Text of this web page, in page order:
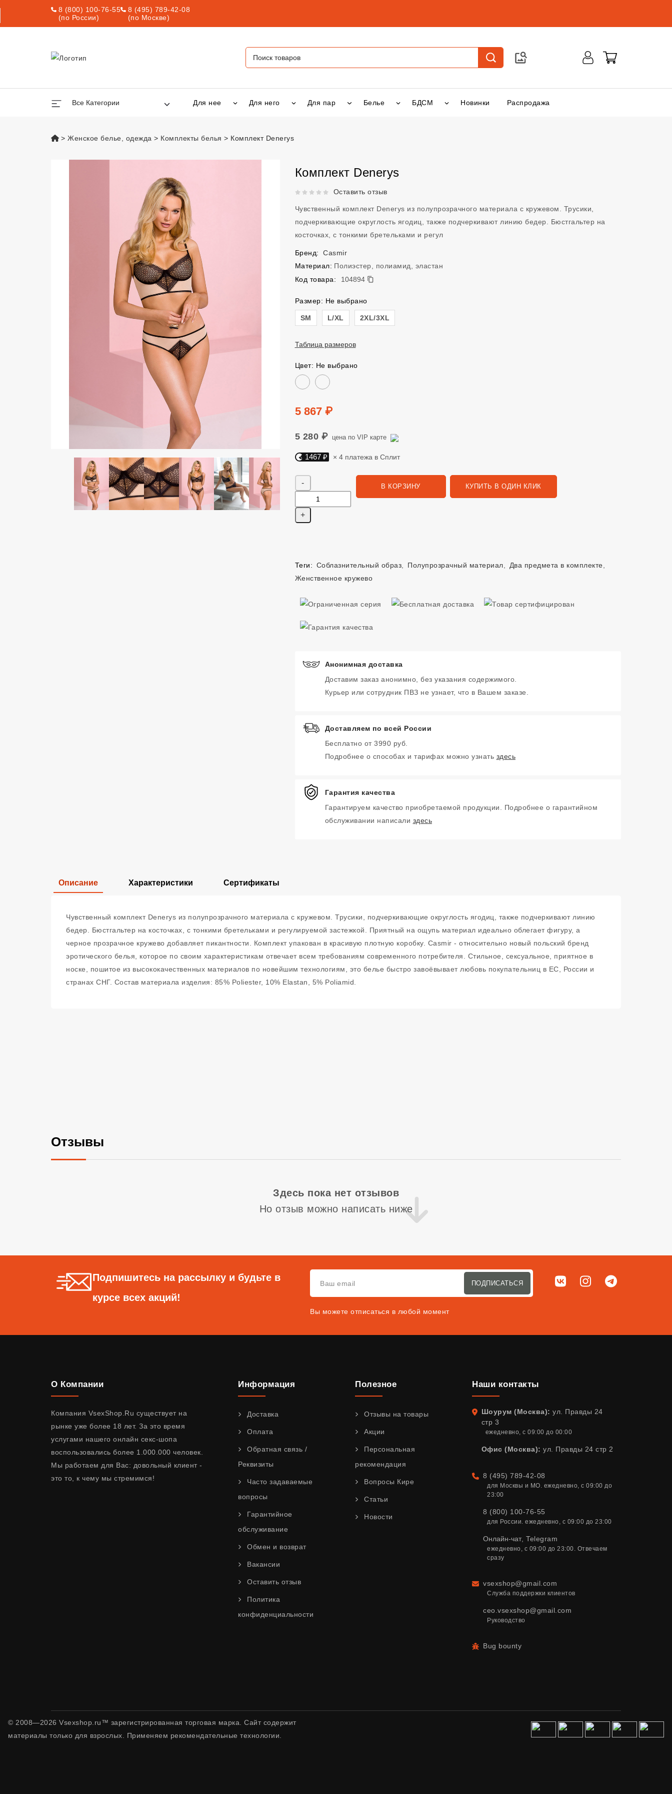
8 (800) 100-76-55
(по России)
8 (495) 789-42-08
(по Москве)
Все Категории Для нее Для него Для пар Белье БДСМ Новинки Распродажа
vsexshop.ru
Женское белье, одежда Комплекты белья Комплект Denerys
Комплект Denerys
Рейтинг 5 из 5.Оставить отзыв
Чувственный комплект Denerys из полупрозрачного материала с кружевом. Трусики,
подчеркивающие округлость ягодиц, также подчеркивают линию бедер. Бюстгальтер на
косточках, с тонкими бретельками и регул
Бренд:
Casmir
Материал: Полиэстер, полиамид, эластан
Код товара:
104894
104894
Размер: Не выбрано
Размер
SM L/XL 2XL/3XL
Таблица размеров
Цвет: Не выбрано
Цвет
Цена
5 867 ₽
5 280 ₽ цена по VIP карте
Яндекс Сплит. 1467 руб, 4 платежа в Сплит
1467 ₽ × 4 платежа в Сплит
В КОРЗИНУ КУПИТЬ В ОДИН КЛИК
Теги: Соблазнительный образ Полупрозрачный материал Два предмета в комплекте
Женственное кружево
Анонимная доставка
Доставим заказ анонимно, без указания содержимого.
Курьер или сотрудник ПВЗ не узнает, что в Вашем заказе.
Доставляем по всей России
Бесплатно от 3990 руб.
Подробнее о способах и тарифах можно узнать здесь
Гарантия качества
Гарантируем качество приобретаемой продукции. Подробнее о гарантийном
обслуживании написали здесь
Описание Характеристики Сертификаты
Чувственный комплект Denerys из полупрозрачного материала с кружевом. Трусики, подчеркивающие округлость ягодиц, также подчеркивают линию
бедер. Бюстгальтер на косточках, с тонкими бретельками и регулируемой застежкой. Приятный на ощупь материал идеально облегает фигуру, а
черное прозрачное кружево добавляет пикантности. Комплект упакован в красивую плотную коробку. Casmir - относительно новый польский бренд
эротического белья, которое по своим характеристикам отвечает всем требованиям современного потребителя. Стильное, сексуальное, приятное в
носке, пошитое из высококачественных материалов по новейшим технологиям, это белье быстро завоёвывает любовь покупательниц в ЕС, России и
странах СНГ. Состав материала изделия: 85% Poliester, 10% Elastan, 5% Poliamid.
Отзывы
Здесь пока нет отзывов
Но отзыв можно написать ниже
Подпишитесь на рассылку и будьте в
курсе всех акций!
ПОДПИСАТЬСЯ
Вы можете отписаться в любой момент
Мы в соц. сетях
ВКонтактеInstagramTelegram
О Компании
Компания VsexShop.Ru существует на
рынке уже более 18 лет. За это время
услугами нашего онлайн секс-шопа
воспользовались более 1.000.000 человек.
Мы работаем для Вас: довольный клиент -
это то, к чему мы стремимся!
Информация
Доставка
Оплата
Обратная связь /
Реквизиты
Часто задаваемые
вопросы
Гарантийное
обслуживание
Обмен и возврат
Вакансии
Оставить отзыв
Политика
конфиденциальности
Полезное
Отзывы на товары
Акции
Персональная
рекомендация
Вопросы Кире
Статьи
Новости
Наши контакты
Адрес
Шоурум (Москва): ул. Правды 24
стр 3
ежедневно, с 09:00 до 00:00
Офис (Москва): ул. Правды 24 стр 2
Телефон
8 (495) 789-42-08
для Москвы и МО. ежедневно, с 09:00 до
23:00
8 (800) 100-76-55
для России. ежедневно, с 09:00 до 23:00
Онлайн-чат,Telegram
ежедневно, с 09:00 до 23:00. Отвечаем
сразу
Email
vsexshop@gmail.com
Служба поддержки клиентов
ceo.vsexshop@gmail.com
Руководство
Bug bounty
© 2008—2026 Vsexshop.ru™ зарегистрированная торговая марка. Сайт содержит
материалы только для взрослых. Применяем рекомендательные технологии.